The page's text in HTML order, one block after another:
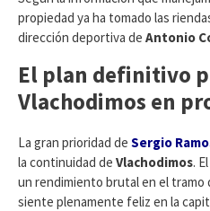
propiedad ya ha tomado las
dirección deportiva de Antonio
El plan definitivo
Vlachodimos en
​La gran prioridad de Sergio
la continuidad de Vlachodimos.
un rendimiento brutal en el tramo
siente plenamente feliz en la